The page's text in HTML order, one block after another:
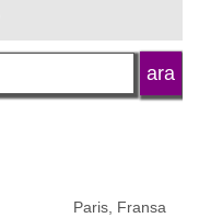
Paris, Fransa